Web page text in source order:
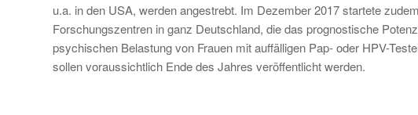
u.a. in den USA, werden angestrebt. Im Dezember 2017 startete
Forschungszentren in ganz Deutschland, die das prognostische
psychischen Belastung von Frauen mit auffälligen Pap- oder HPV-
sollen voraussichtlich Ende des Jahres veröffentlicht werden.